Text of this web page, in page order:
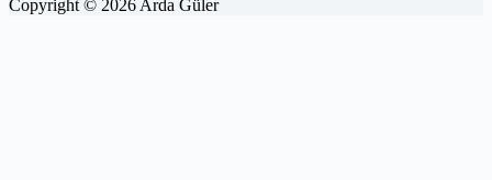
Copyright © 2026 Arda Güler